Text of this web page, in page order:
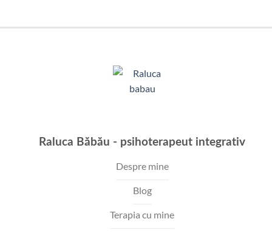
Raluca Băbău - psihoterapeut integrativ
Despre mine
Blog
Terapia cu mine